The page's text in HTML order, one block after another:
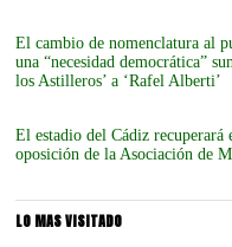
El cambio de nomenclatura al
una “necesidad democrática”
los Astilleros’ a ‘Rafel Alberti’
El estadio del Cádiz recuperará
oposición de la Asociación de
LO MAS VISITADO